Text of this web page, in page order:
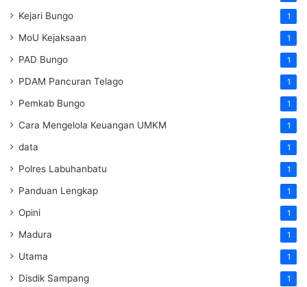
Kejari Bungo 1
MoU Kejaksaan 1
PAD Bungo 1
PDAM Pancuran Telago 1
Pemkab Bungo 1
Cara Mengelola Keuangan UMKM 1
data 1
Polres Labuhanbatu 1
Panduan Lengkap 1
Opini 1
Madura 1
Utama 1
Disdik Sampang 1